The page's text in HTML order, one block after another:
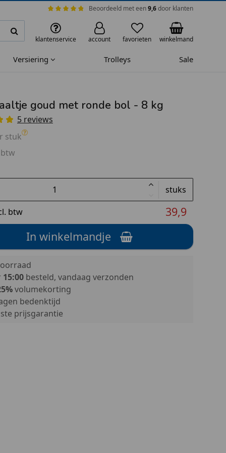
Beoordeeld met een9,6door klanten
klantenservice account favorieten winkelmand
Versiering Trolleys Sale
goud met ronde bol - 8 kg
5 reviews
stuk
stuks
btw
39,9
In winkelmandje
15:00besteld, vandaag verzonden
volumekorting
bedenktijd
prijsgarantie